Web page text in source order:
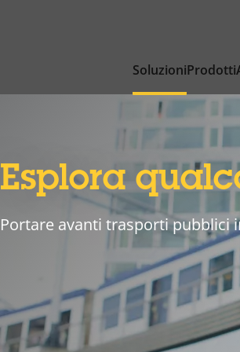
SoluzioniProdotti
Esplora
Portare avanti trasporti pubblici